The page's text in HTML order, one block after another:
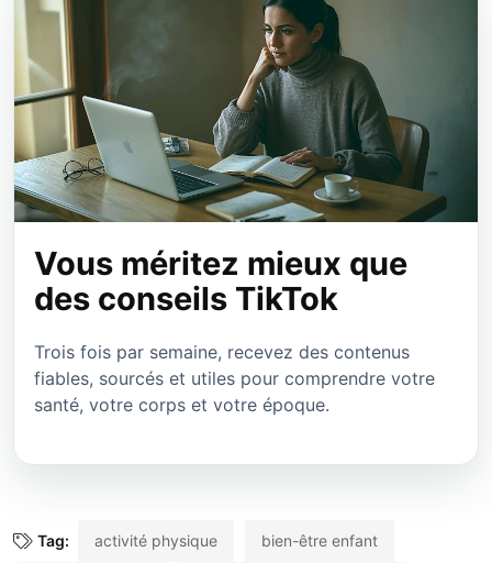
Vous méritez mieux que
des conseils TikTok
Trois fois par semaine, recevez des contenus
fiables, sourcés et utiles pour comprendre votre
santé, votre corps et votre époque.
Tag: activité physique bien-être enfant